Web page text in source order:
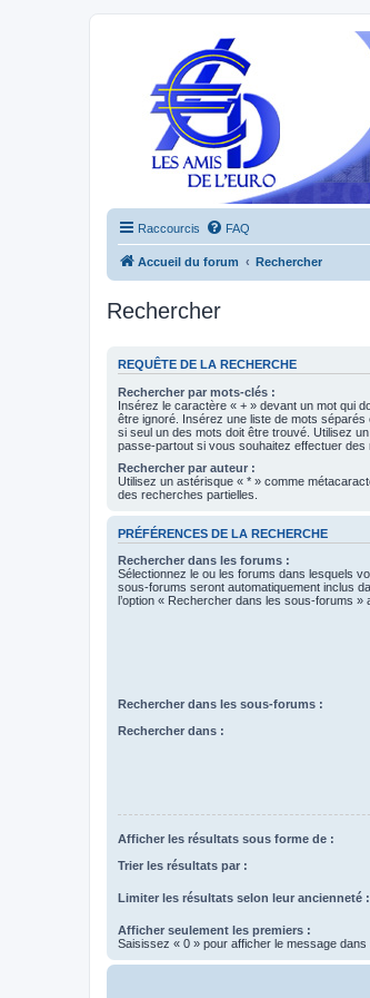
Raccourcis FAQ
Accueil du forum Rechercher
Rechercher
REQUÊTE DE LA RECHERCHE
Rechercher par mots-clés :
Insérez le caractère « + » devant un mot qui
être ignoré. Insérez une liste de mots
si seul un des mots doit être trouvé. Utilisez
passe-partout si vous souhaitez effectuer des
Rechercher par auteur :
Utilisez un astérisque « * » comme
des recherches partielles.
PRÉFÉRENCES DE LA RECHERCHE
Rechercher dans les forums :
Sélectionnez le ou les forums dans lesquels
sous-forums seront automatiquement inclus
l’option « Rechercher dans les sous-forums »
Rechercher dans les sous-forums :
Rechercher dans :
Afficher les résultats sous forme de :
Trier les résultats par :
Limiter les résultats selon leur ancienneté :
Afficher seulement les premiers :
Saisissez « 0 » pour afficher le message dans